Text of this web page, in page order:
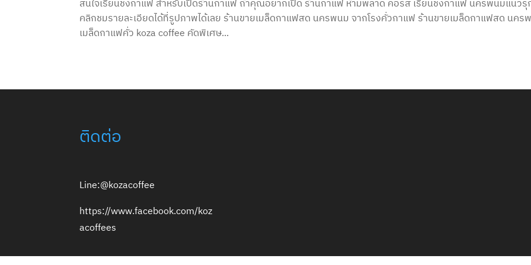
สนใจเรียนชงกาแฟ สำหรับเปิดร้านกาแฟ ถ้าคุณอยากเปิด ร้านกาแฟ ห้ามพลาด คอร์ส เรียนชงกาแฟ นครพนมแนวรุ
คลิกชมรายละเอียดได้ที่รูปภาพได้เลย ร้านขายเมล็ดกาแฟสด นครพนม จากโรงคั่วกาแฟ ร้านขายเมล็ดกาแฟสด นคร
เมล็ดกาแฟคั่ว koza coffee คัดพิเศษ...
ติดต่อ
Line:@kozacoffee
https://www.facebook.com/koz
acoffees